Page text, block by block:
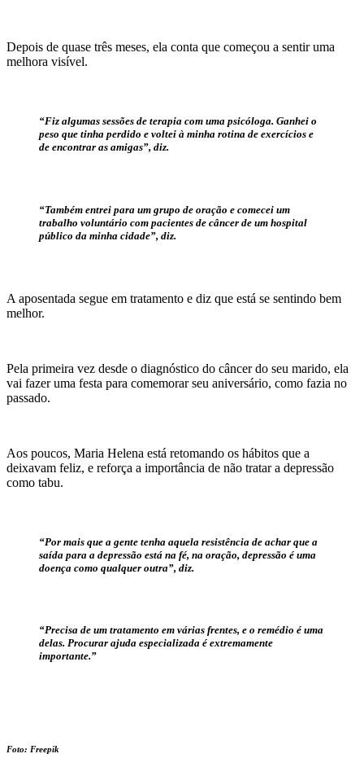
Depois de quase três meses, ela conta que começou a sentir uma
melhora visível.
“Fiz algumas sessões de terapia com uma psicóloga. Ganhei o
peso que tinha perdido e voltei à minha rotina de exercícios e
de encontrar as amigas”, diz.
“Também entrei para um grupo de oração e comecei um
trabalho voluntário com pacientes de câncer de um hospital
público da minha cidade”, diz.
A aposentada segue em tratamento e diz que está se sentindo bem
melhor.
Pela primeira vez desde o diagnóstico do câncer do seu marido, ela
vai fazer uma festa para comemorar seu aniversário, como fazia no
passado.
Aos poucos, Maria Helena está retomando os hábitos que a
deixavam feliz, e reforça a importância de não tratar a depressão
como tabu.
“Por mais que a gente tenha aquela resistência de achar que a
saída para a depressão está na fé, na oração, depressão é uma
doença como qualquer outra”, diz.
“Precisa de um tratamento em várias frentes, e o remédio é uma
delas. Procurar ajuda especializada é extremamente
importante.”
Foto: Freepik